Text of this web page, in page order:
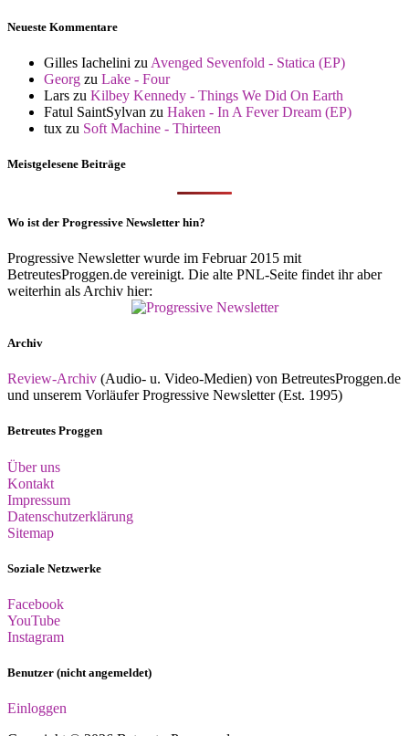
Neueste Kommentare
Gilles Iachelini zu Avenged Sevenfold - Statica (EP)
Georg zu Lake - Four
Lars zu Kilbey Kennedy - Things We Did On Earth
Fatul SaintSylvan zu Haken - In A Fever Dream (EP)
tux zu Soft Machine - Thirteen
Meistgelesene Beiträge
Wo ist der Progressive Newsletter hin?
Progressive Newsletter wurde im Februar 2015 mit
BetreutesProggen.de vereinigt. Die alte PNL-Seite findet ihr aber
weiterhin als Archiv hier:
Archiv
Review-Archiv (Audio- u. Video-Medien) von BetreutesProggen.de
und unserem Vorläufer Progressive Newsletter (Est. 1995)
Betreutes Proggen
Über uns
Kontakt
Impressum
Datenschutzerklärung
Sitemap
Soziale Netzwerke
Facebook
YouTube
Instagram
Benutzer (nicht angemeldet)
Einloggen